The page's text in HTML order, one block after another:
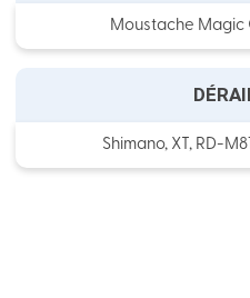
Moustache Magic
Shimano, XT, RD-